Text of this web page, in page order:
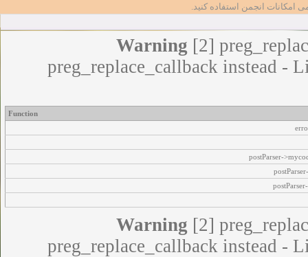
امکانات انجمن استفاده کنید.
Warning [2]
preg_replace_callback instead -
Function
postParser-
Warning [2]
preg_replace_callback instead -